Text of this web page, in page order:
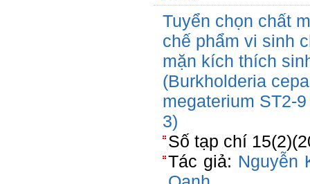
Tuyển chọn chất
chế phẩm vi sinh
mặn kích thích
(Burkholderia
megaterium ST2-
3)
Số tạp chí
Tác giả: Nguyễn